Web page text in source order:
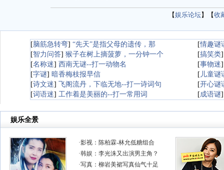
【娱乐论坛】【收
[脑筋急转弯] “先天”是指父母的遗传，那 [情趣谜
[智力问答] 猴子在树上摘菠萝，一分钟一个 [搞笑类
[名称迷] 西南无谜--打一动物名 [事物迷
[字谜] 暗香梅枝报早信 [ 儿童谜
[诗文迷] 飞阁流丹，下临无地--打一诗词句 [开心谜
[词语迷] 工作着是美丽的--打一常用词 [成语谜